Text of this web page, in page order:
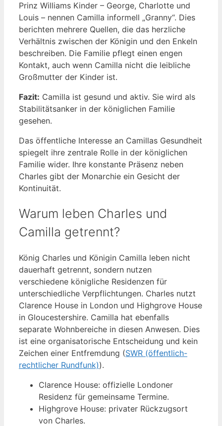
Prinz Williams Kinder – George, Charlotte und
Louis – nennen Camilla informell „Granny“. Dies
berichten mehrere Quellen, die das herzliche
Verhältnis zwischen der Königin und den Enkeln
beschreiben. Die Familie pflegt einen engen
Kontakt, auch wenn Camilla nicht die leibliche
Großmutter der Kinder ist.
Fazit: Camilla ist gesund und aktiv. Sie wird als
Stabilitätsanker in der königlichen Familie
gesehen.
Das öffentliche Interesse an Camillas Gesundheit
spiegelt ihre zentrale Rolle in der königlichen
Familie wider. Ihre konstante Präsenz neben
Charles gibt der Monarchie ein Gesicht der
Kontinuität.
Warum leben Charles und
Camilla getrennt?
König Charles und Königin Camilla leben nicht
dauerhaft getrennt, sondern nutzen
verschiedene königliche Residenzen für
unterschiedliche Verpflichtungen. Charles nutzt
Clarence House in London und Highgrove House
in Gloucestershire. Camilla hat ebenfalls
separate Wohnbereiche in diesen Anwesen. Dies
ist eine organisatorische Entscheidung und kein
Zeichen einer Entfremdung (SWR (öffentlich-
rechtlicher Rundfunk)).
Clarence House: offizielle Londoner
Residenz für gemeinsame Termine.
Highgrove House: privater Rückzugsort
von Charles.